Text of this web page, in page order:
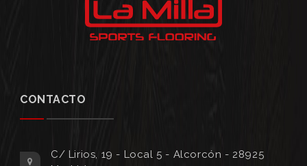
CONTACTO
C/ Lirios, 19 - Local 5 - Alcorcón - 28925